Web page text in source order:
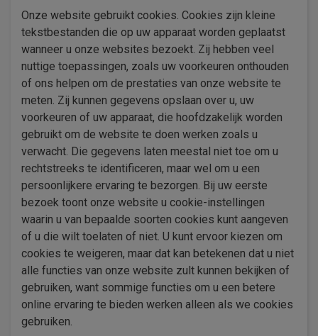
Onze website gebruikt cookies. Cookies zijn kleine
tekstbestanden die op uw apparaat worden geplaatst
wanneer u onze websites bezoekt. Zij hebben veel
nuttige toepassingen, zoals uw voorkeuren onthouden
of ons helpen om de prestaties van onze website te
meten. Zij kunnen gegevens opslaan over u, uw
voorkeuren of uw apparaat, die hoofdzakelijk worden
gebruikt om de website te doen werken zoals u
verwacht. Die gegevens laten meestal niet toe om u
rechtstreeks te identificeren, maar wel om u een
persoonlijkere ervaring te bezorgen. Bij uw eerste
bezoek toont onze website u cookie-instellingen
waarin u van bepaalde soorten cookies kunt aangeven
of u die wilt toelaten of niet. U kunt ervoor kiezen om
cookies te weigeren, maar dat kan betekenen dat u niet
alle functies van onze website zult kunnen bekijken of
gebruiken, want sommige functies om u een betere
online ervaring te bieden werken alleen als we cookies
gebruiken.